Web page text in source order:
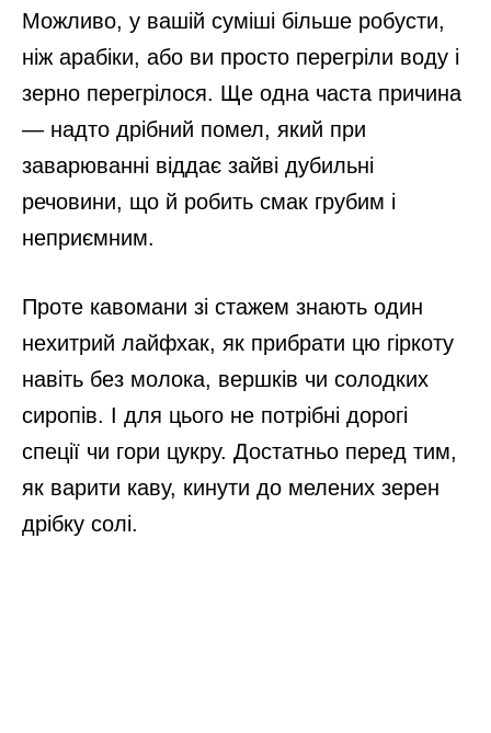
Можливо, у вашій суміші більше робусти,
ніж арабіки, або ви просто перегріли воду і
зерно перегрілося. Ще одна часта причина
— надто дрібний помел, який при
заварюванні віддає зайві дубильні
речовини, що й робить смак грубим і
неприємним.
Проте кавомани зі стажем знають один
нехитрий лайфхак, як прибрати цю гіркоту
навіть без молока, вершків чи солодких
сиропів. І для цього не потрібні дорогі
спеції чи гори цукру. Достатньо перед тим,
як варити каву, кинути до мелених зерен
дрібку солі.